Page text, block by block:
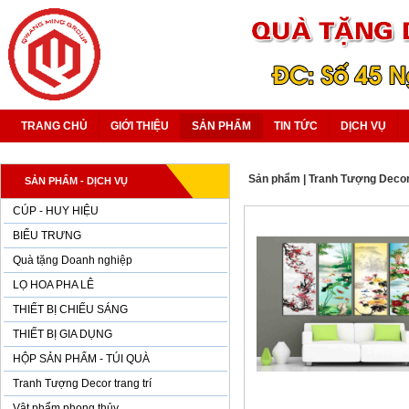
TRANG CHỦ GIỚI THIỆU SẢN PHẨM TIN TỨC DỊCH VỤ
SẢN PHẨM - DỊCH VỤ
CÚP - HUY HIỆU
BIỂU TRƯNG
Quà tặng Doanh nghiệp
LỌ HOA PHA LÊ
THIẾT BỊ CHIẾU SÁNG
THIẾT BỊ GIA DỤNG
HỘP SẢN PHẨM - TÚI QUÀ
Tranh Tượng Decor trang trí
Sản phẩm Tranh Tượng